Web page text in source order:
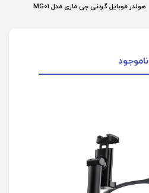
هولدر موبایل گردنی جی ماری مدل MG01
ناموجود